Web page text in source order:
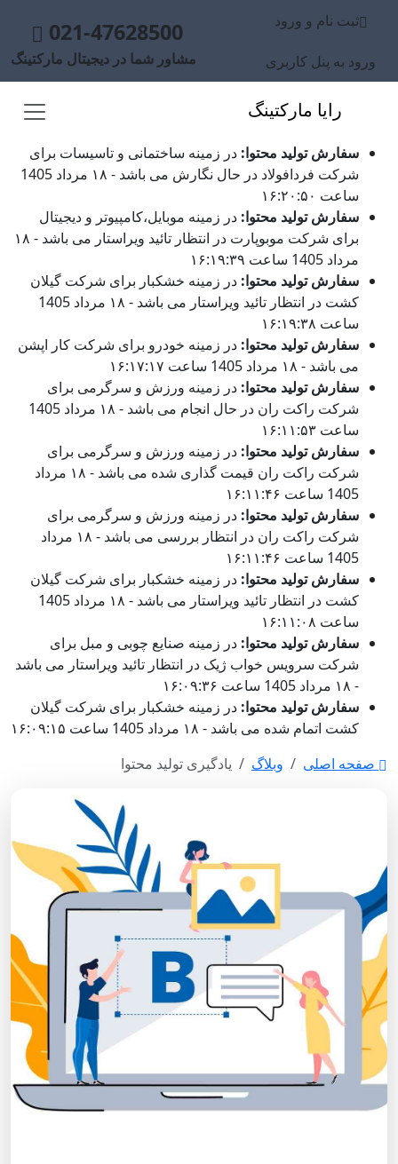
ثبت نام و ورود
ورود به پنل کاربری
021-47628500
مشاور شما در دیجیتال مارکتینگ
رایا مارکتینگ
سفارش تولید محتوا: در زمینه ساختمانی و تاسیسات برای
شرکت فردافولاد در حال نگارش می باشد - ۱۸ مرداد 1405
ساعت ۱۶:۲۰:۵۰
سفارش تولید محتوا: در زمینه موبایل،کامپیوتر و دیجیتال
برای شرکت موبوپارت در انتظار تائید ویراستار می باشد - ۱۸
مرداد 1405 ساعت ۱۶:۱۹:۳۹
سفارش تولید محتوا: در زمینه خشکبار برای شرکت گیلان
کشت در انتظار تائید ویراستار می باشد - ۱۸ مرداد 1405
ساعت ۱۶:۱۹:۳۸
سفارش تولید محتوا: در زمینه خودرو برای شرکت کار اپشن
می باشد - ۱۸ مرداد 1405 ساعت ۱۶:۱۷:۱۷
سفارش تولید محتوا: در زمینه ورزش و سرگرمی برای
شرکت راکت ران در حال انجام می باشد - ۱۸ مرداد 1405
ساعت ۱۶:۱۱:۵۳
سفارش تولید محتوا: در زمینه ورزش و سرگرمی برای
شرکت راکت ران قیمت گذاری شده می باشد - ۱۸ مرداد
1405 ساعت ۱۶:۱۱:۴۶
سفارش تولید محتوا: در زمینه ورزش و سرگرمی برای
شرکت راکت ران در انتظار بررسی می باشد - ۱۸ مرداد
1405 ساعت ۱۶:۱۱:۴۶
سفارش تولید محتوا: در زمینه خشکبار برای شرکت گیلان
کشت در انتظار تائید ویراستار می باشد - ۱۸ مرداد 1405
ساعت ۱۶:۱۱:۰۸
سفارش تولید محتوا: در زمینه صنایع چوبی و مبل برای
شرکت سرویس خواب ژیک در انتظار تائید ویراستار می باشد
- ۱۸ مرداد 1405 ساعت ۱۶:۰۹:۳۶
سفارش تولید محتوا: در زمینه خشکبار برای شرکت گیلان
کشت اتمام شده می باشد - ۱۸ مرداد 1405 ساعت ۱۶:۰۹:۱۵
صفحه اصلی
وبلاگ یادگیری تولید محتوا